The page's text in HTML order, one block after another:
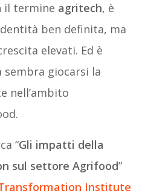
il termine agritech, è
ben definita, ma
elevati. Ed è
sembra giocarsi la
nell’ambito
“Gli impatti della
sul settore Agrifood”
Institute